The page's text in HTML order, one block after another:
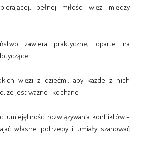
pełnej miłości więzi między
zawiera praktyczne, oparte na
więzi z dziećmi, aby każde z nich
że jest ważne i kochane
umiejętności rozwiązywania konfliktów –
własne potrzeby i umiały szanować